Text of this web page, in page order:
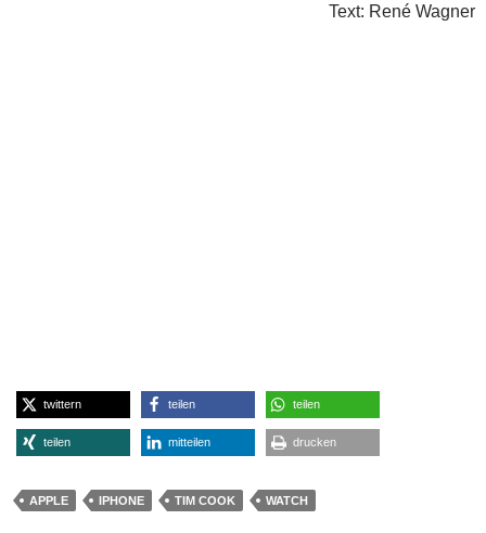
Text: René Wagner
twittern teilen teilen
teilen mitteilen drucken
APPLE IPHONE TIM COOK WATCH